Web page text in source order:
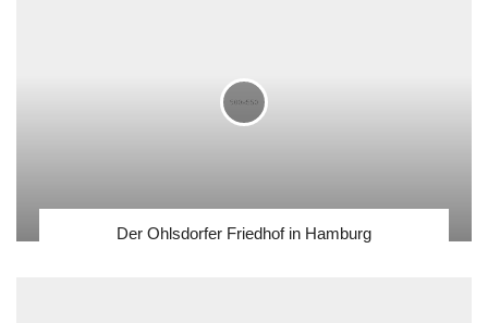
Der Ohlsdorfer Friedhof in Hamburg